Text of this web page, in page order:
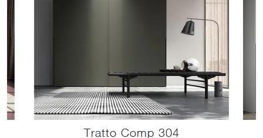
Tratto Comp 304